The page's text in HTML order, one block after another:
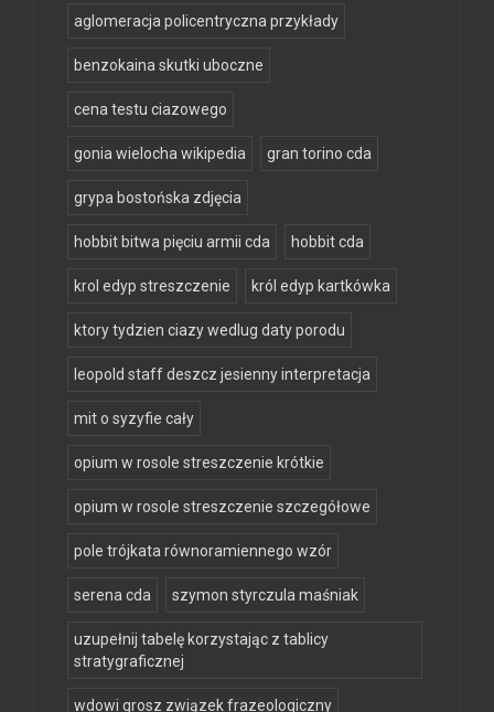
aglomeracja policentryczna przykłady
benzokaina skutki uboczne
cena testu ciazowego
gonia wielocha wikipedia gran torino cda
grypa bostońska zdjęcia
hobbit bitwa pięciu armii cda hobbit cda
krol edyp streszczenie król edyp kartkówka
ktory tydzien ciazy wedlug daty porodu
leopold staff deszcz jesienny interpretacja
mit o syzyfie cały
opium w rosole streszczenie krótkie
opium w rosole streszczenie szczegółowe
pole trójkata równoramiennego wzór
serena cda szymon styrczula maśniak
uzupełnij tabelę korzystając z tablicy
stratygraficznej
wdowi grosz związek frazeologiczny